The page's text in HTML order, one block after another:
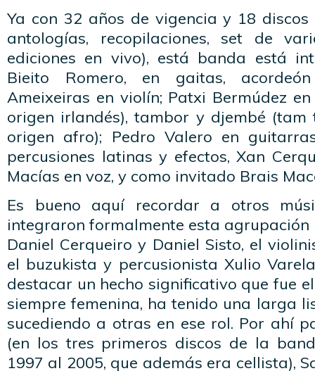
Ya con 32 años de vigencia y 18
antologías, recopilaciones, set de
ediciones en vivo), está banda está
Bieito Romero, en gaitas,
Ameixeiras en violín; Patxi Bermúdez
origen irlandés), tambor y djembé (tam
origen afro); Pedro Valero en
percusiones latinas y efectos, Xan
Macías en voz, y como invitado Brais
Es bueno aquí recordar a otros
integraron formalmente esta
Daniel Cerqueiro y Daniel Sisto, el
el buzukista y percusionista Xulio
destacar un hecho significativo que fue
siempre femenina, ha tenido una larga
sucediendo a otras en ese rol. Por ahí
(en los tres primeros discos de la
1997 al 2005, que además era cellista),